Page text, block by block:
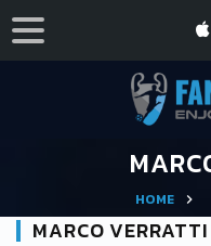
HOME
MARCO VERRATTI